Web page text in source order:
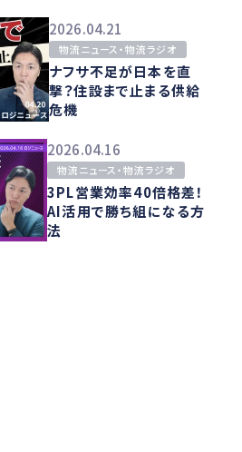
2026.04.21
物流ニュース・物流ラジオ
ナフサ不足が日本を直
撃？住設まで止まる供給
危機
2026.04.16
物流ニュース・物流ラジオ
3PL営業効率40倍格差！
AI活用で勝ち組になる方
法